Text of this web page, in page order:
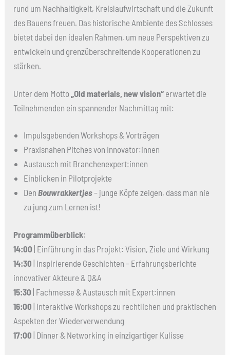
rund um Nachhaltigkeit, Kreislaufwirtschaft und die Zukunft
des Bauens freuen. Das historische Ambiente des Schlosses
bietet dabei den idealen Rahmen, um neue Perspektiven zu
entwickeln und grenzüberschreitende Kooperationen zu
stärken.​
Unter dem Motto „Old materials, new vision“ erwartet die
Teilnehmenden ein spannender Nachmittag mit:
Impulsgebenden Workshops & Vorträgen
Praxisnahen Pitches von Innovator:innen
Austausch mit Branchenexpert:innen
Einblicken in Pilotprojekte
DenBouwrakkertjes– junge Köpfe zeigen, dass man nie
zu jung zum Lernen ist!
Programmüberblick:
14:00 | Einführung in das Projekt: Vision, Ziele und Wirkung
14:30 | Inspirierende Geschichten – Erfahrungsberichte
innovativer Akteure & Q&A
15:30 | Fachmesse & Austausch mit Expert:innen
16:00 | Interaktive Workshops zu rechtlichen und praktischen
Aspekten der Wiederverwendung
17:00 | Dinner & Networking in einzigartiger Kulisse